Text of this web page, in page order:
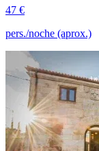
47 €
pers./noche (aprox.)